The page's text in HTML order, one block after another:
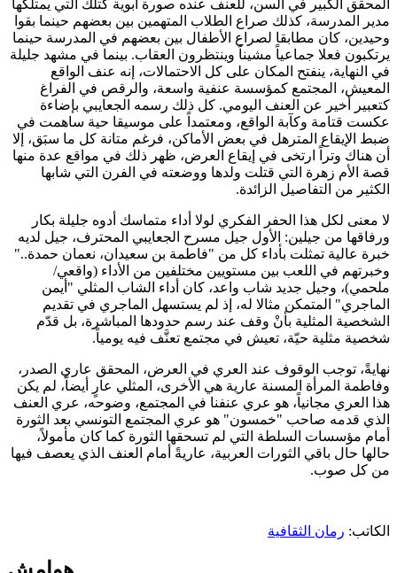
المحقق الكبير في السن، للعنف عنده صورة أبوية كتلك التي يمتلكها
مدير المدرسة، كذلك صراع الطلاب المتهمين بين بعضهم حينما بقوا
وحيدين، كان مطابقا لصراع الأطفال بين بعضهم في المدرسة حينما
يرتكبون فعلا جماعياً مشيناً وينتظرون العقاب. بينما في مشهد جليلة
في النهاية، ينفتح المكان على كل الاحتمالات، إنه عنف الواقع
المعيش، المجتمع كمؤسسة عنفية واسعة، والرقص في الفراغ
كتعبير أخير عن العنف اليومي. كل ذلك رسمه الجعايبي بإضاءة
عكست قتامة وكآبة الواقع، ومعتمداً على موسيقا حية ساهمت في
ضبط الإيقاع المترهل في بعض الأماكن، فرغم متانة كل ما سبَق، إلا
أن هناك وتراً ارتخى في إيقاع العرض، ظهر ذلك في مواقع عدة منها
قصة الأم زهرة التي قتلت ولدها ووضعته في الفرن التي شابها
الكثير من التفاصيل الزائدة.
لا معنى لكل هذا الحفر الفكري لولا أداء متماسك أدوه جليلة بكار
ورفاقها من جيلين: الأول جيل مسرح الجعايبي المحترف، جيل لديه
خبرة عالية تمثلت بأداء كل من "فاطمة بن سعيدان، نعمان حمدة.."
وخبرتهم في اللعب بين مستويين مختلفين من الأداء (واقعي/
ملحمي)، وجيل جديد شاب واعد، كان أداء الشاب المثلي "أيمن
الماجري" المتمكن مثالا له، إذ لم يستسهل الماجري في تقديم
الشخصية المثلية بأنْ وقف عند رسم حدودها المباشرة، بل قدّم
شخصية مثلية حيّة، تعيش في مجتمع تعنَّف فيه يومياً.
نهايةً، توجب الوقوف عند العري في العرض، المحقق عاري الصدر،
وفاطمة المرأة المسنة عارية هي الأخرى، المثلي عارٍ أيضاً، لم يكن
هذا العري مجانياً، هو عري عنفنا في المجتمع، وضوحه، عري العنف
الذي قدمه صاحب "خمسون" هو عري المجتمع التونسي بعد الثورة
أمام مؤسسات السلطة التي لم تسحقها الثورة كما كان مأمولاً،
حالها حال باقي الثورات العربية، عاريةً أمام العنف الذي يعصف فيها
من كل صوب.
الكاتب: رمان الثقافية